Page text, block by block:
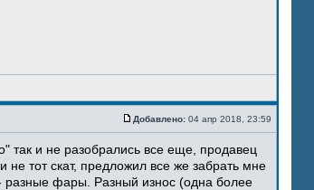
Добавлено: 04 апр 2018, 23:59
так и не разобрались все еще, продавец
не тот скат, предложил все же забрать мне
разные фары. Разный износ (одна более